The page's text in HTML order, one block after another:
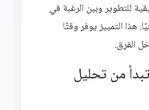
للتطوير وبين الرغبة في
هذا التمييز يوفر وقتًا
الفرق.
من تحليل